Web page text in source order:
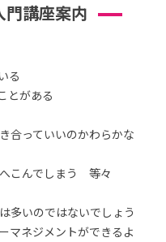
門講座案内
る
とがある
合っていいのかわらかな
こんでしまう 等々
多いのではないでしょう
マネジメントができるよ